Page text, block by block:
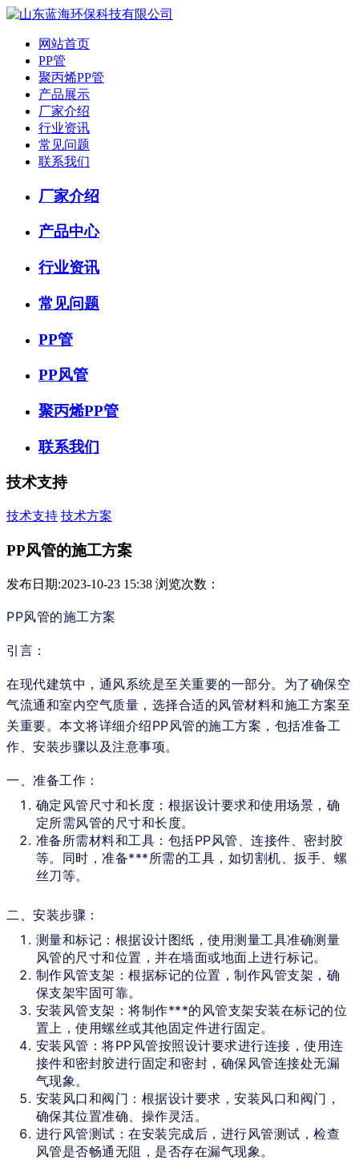
网站首页
PP管
聚丙烯PP管
产品展示
厂家介绍
行业资讯
常见问题
联系我们
厂家介绍
产品中心
行业资讯
常见问题
PP管
PP风管
聚丙烯PP管
联系我们
技术支持
技术支持 技术方案
PP风管的施工方案
发布日期:2023-10-23 15:38 浏览次数：
PP风管的施工方案
引言：
在现代建筑中，通风系统是至关重要的一部分。为了确保空
气流通和室内空气质量，选择合适的风管材料和施工方案至
关重要。本文将详细介绍PP风管的施工方案，包括准备工
作、安装步骤以及注意事项。
一、准备工作：
确定风管尺寸和长度：根据设计要求和使用场景，确
定所需风管的尺寸和长度。
准备所需材料和工具：包括PP风管、连接件、密封胶
等。同时，准备***所需的工具，如切割机、扳手、螺
丝刀等。
二、安装步骤：
测量和标记：根据设计图纸，使用测量工具准确测量
风管的尺寸和位置，并在墙面或地面上进行标记。
制作风管支架：根据标记的位置，制作风管支架，确
保支架牢固可靠。
安装风管支架：将制作***的风管支架安装在标记的位
置上，使用螺丝或其他固定件进行固定。
安装风管：将PP风管按照设计要求进行连接，使用连
接件和密封胶进行固定和密封，确保风管连接处无漏
气现象。
安装风口和阀门：根据设计要求，安装风口和阀门，
确保其位置准确、操作灵活。
进行风管测试：在安装完成后，进行风管测试，检查
风管是否畅通无阻，是否存在漏气现象。